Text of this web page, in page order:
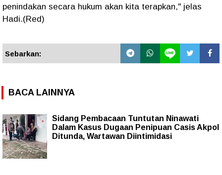
penindakan secara hukum akan kita terapkan," jelas
Hadi.(Red)
Sebarkan:
BACA LAINNYA
Sidang Pembacaan Tuntutan Ninawati
Dalam Kasus Dugaan Penipuan Casis Akpol
Ditunda, Wartawan Diintimidasi